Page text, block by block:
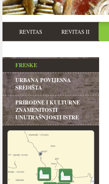
REVITAS REVITAS II
FRESKE
URBANA POVIJESNA
SREDIŠTA
PRIRODNE I KULTURNE
ZNAMENITOSTI
UNUTRAŠNJOSTI ISTRE